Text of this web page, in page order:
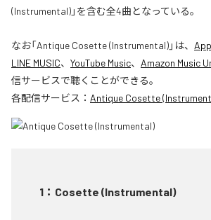
(Instrumental)」を含む全4曲となっている。
なお「Antique Cosette (Instrumental)」は、
LINE MUSIC、 YouTube Music、 Amazon Music
信サービスで聴くことができる。
各配信サービス： Antique Cosette
1 ： Cosette (Instrumental)